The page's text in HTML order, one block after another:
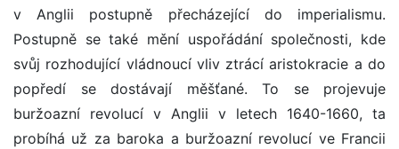
v Anglii postupně přecházející do imperialismu.
Postupně se také mění uspořádání společnosti, kde
svůj rozhodující vládnoucí vliv ztrácí aristokracie a do
popředí se dostávají měšťané. To se projevuje
buržoazní revolucí v Anglii v letech 1640-1660, ta
probíhá už za baroka a buržoazní revolucí ve Francii